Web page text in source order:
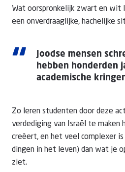
Wat oorspronkelijk zwart en wit
een onverdraaglijke, hachelijke
“
Joodse mensen
hebben honderden
academische
Zo leren studenten door deze
verdediging van Israël te maken
creëert, en het veel complexer
dingen in het leven) dan wat je
ziet.